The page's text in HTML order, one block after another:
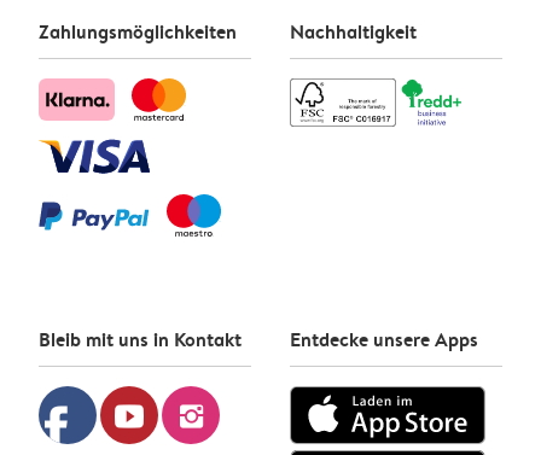
Zahlungsmöglichkeiten Nachhaltigkeit
Bleib mit uns in Kontakt
facebook youtube instagram
Entdecke unsere Apps